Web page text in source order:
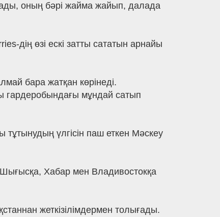
оның бәрі жайма жайып, далада
дің өзі ескі затты сататын арнайы
бара жатқан көрінеді.
гардеробындағы мұндай сатып
үлгісін паш еткен Мәскеу
Хабар мен Владивостокқа
жеткізілімдермен толығады.